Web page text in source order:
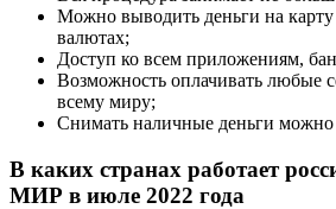
Можно выводить деньги на
валютах;
Доступ ко всем приложениям,
Возможность оплачивать любые
всему миру;
Снимать наличные деньги
В каких странах работает
МИР в июле 2022 года